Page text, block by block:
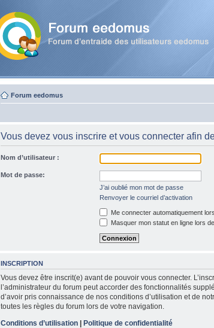
Forum eedomus
Vous devez vous inscrire et vous connecter afin
Nom d’utilisateur :
Mot de passe:
J’ai oublié mon mot de passe
Renvoyer le courriel d’activation
Me connecter automatiquement
Masquer mon statut en ligne lors
INSCRIPTION
Vous devez être inscrit(e) avant de pouvoir vous connecter.
l’administrateur du forum peut accorder des fonctionnalités
d’avoir pris connaissance de nos conditions d’utilisation et de
toutes les règles du forum lors de votre navigation.
Conditions d’utilisation | Politique de confidentialité